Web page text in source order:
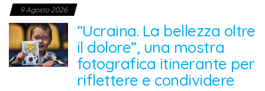
9 Agosto 2026
“Ucraina. La bellezza oltre
il dolore”, una mostra
fotografica itinerante per
riflettere e condividere